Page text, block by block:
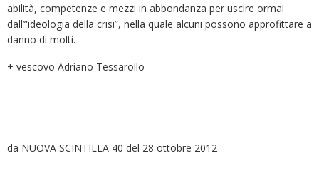
abilità, competenze e mezzi in abbondanza per uscire ormai
dall’”ideologia della crisi”, nella quale alcuni possono approfittare a
danno di molti.
+ vescovo Adriano Tessarollo
da NUOVA SCINTILLA 40 del 28 ottobre 2012